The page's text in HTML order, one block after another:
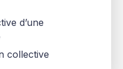
d’une
collective